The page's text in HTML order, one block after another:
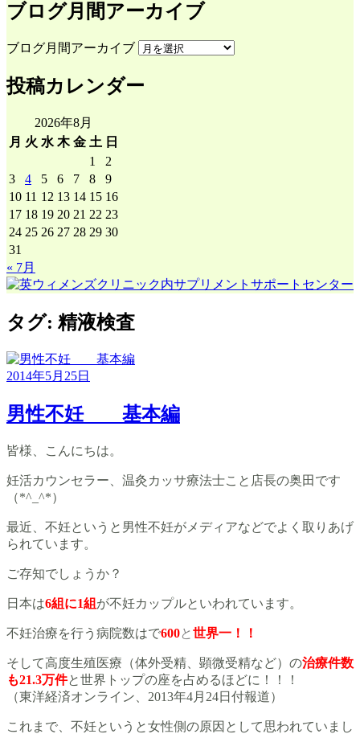
ブログ月間アーカイブ
ブログ月間アーカイブ
投稿カレンダー
2026年8月
月 火 水 木 金 土 日
1
2
3
4 5 6 7 8
9
10 11 12 13 14 15 16
17 18 19 20 21 22 23
24 25 26 27 28 29 30
31
« 7月
タグ: 精液検査
2014年5月25日
男性不妊 基本編
皆様、こんにちは。
妊活カウンセラー、温灸カッサ療法士こと店長の奥田です
（*^_^*）
最近、不妊というと男性不妊がメディアなどでよく取りあげ
られています。
ご存知でしょうか？
日本は6組に1組 が不妊カップルといわれています。
不妊治療を行う病院数はで600と 世界一！！
そして高度生殖医療（体外受精、顕微受精など）の治療件数
も21.3万件と世界トップの座を占めるほどに！！！
（東洋経済オンライン、2013年4月24日付報道）
これまで、不妊というと女性側の原因として思われていまし